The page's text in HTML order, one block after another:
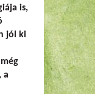
is,
jól ki
, a